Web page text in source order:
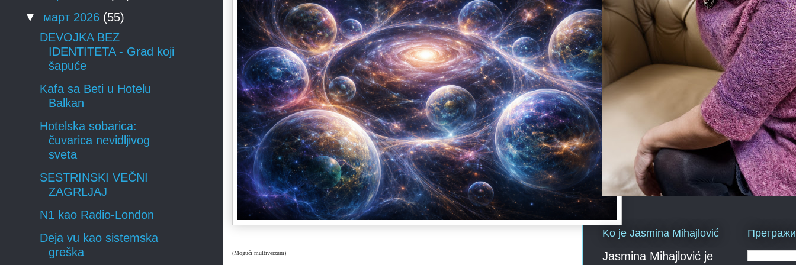
(Mogući multiverzum)
▼ март 2026 (55)
DEVOJKA BEZ
IDENTITETA - Grad koji
šapuće
Kafa sa Beti u Hotelu
Balkan
Hotelska sobarica:
čuvarica nevidljivog
sveta
SESTRINSKI VEČNI
ZAGRLJAJ
N1 kao Radio-London
Deja vu kao sistemska
greška
Ko je Jasmina Mihajlović
Jasmina Mihajlović je